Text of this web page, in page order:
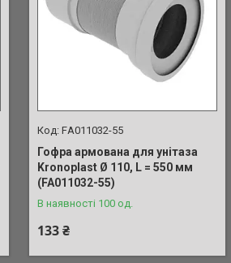
FА011032-55
Гофра армована для унітаза
Kronoplast Ø 110, L = 550 мм
(FA011032-55)
В наявності 100 од.
133 ₴